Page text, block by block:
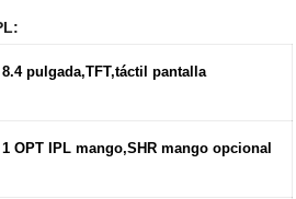
:
8.4 pulgada,TFT,táctil pantalla
1 OPT IPL mango,SHR mango opcional